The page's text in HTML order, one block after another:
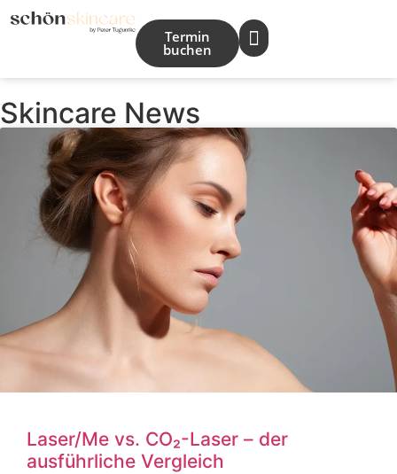
Termin
buchen
Skincare News
Laser/Me vs. CO₂-Laser – der
ausführliche Vergleich